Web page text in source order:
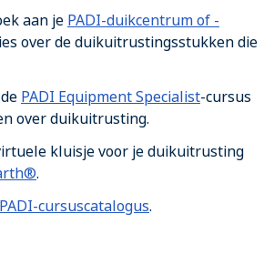
aan je PADI-duikcentrum of -
over de duikuitrustingsstukken die
PADI Equipment Specialist-cursus
over duikuitrusting.
kluisje voor je duikuitrusting
.
PADI-cursuscatalogus.